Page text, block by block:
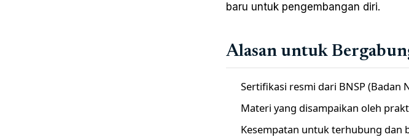
baru untuk pengembangan diri.
Alasan untuk
Sertifikasi resmi dari BNSP (Badan
Materi yang disampaikan oleh
Kesempatan untuk terhubung dan